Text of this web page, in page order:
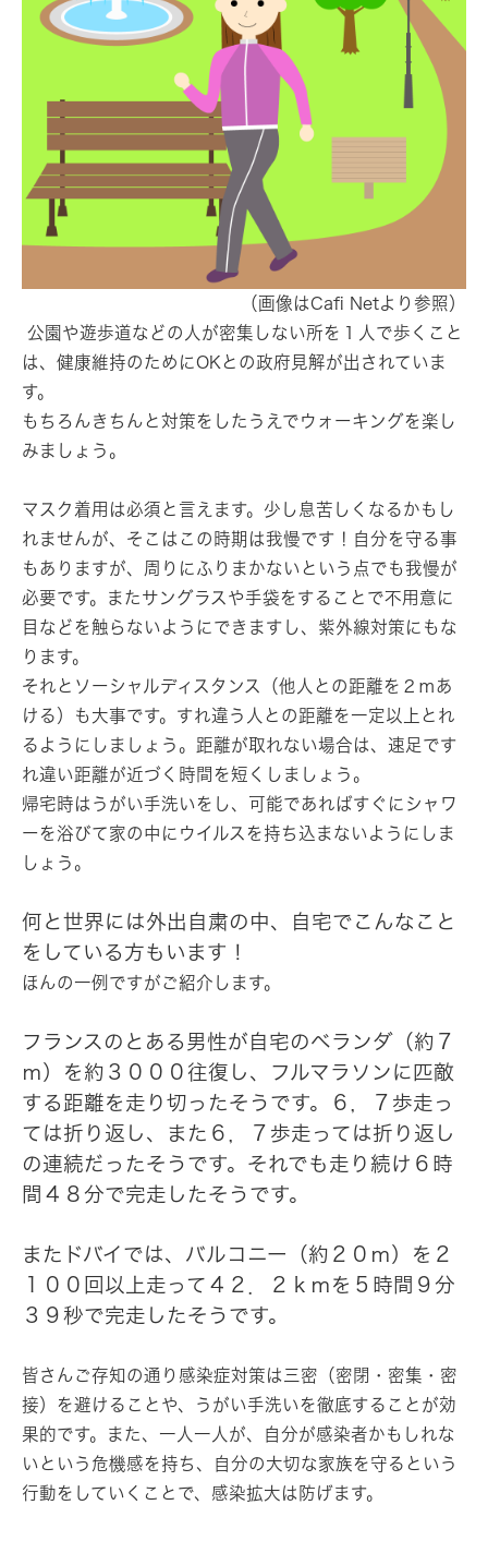
（画像はCafi Netより参照）
公園や遊歩道などの人が密集しない所を１人で歩くこと
は、健康維持のためにOKとの政府見解が出されていま
す。
もちろんきちんと対策をしたうえでウォーキングを楽し
みましょう。
マスク着用は必須と言えます。少し息苦しくなるかもし
れませんが、そこはこの時期は我慢です！自分を守る事
もありますが、周りにふりまかないという点でも我慢が
必要です。またサングラスや手袋をすることで不用意に
目などを触らないようにできますし、紫外線対策にもな
ります。
それとソーシャルディスタンス（他人との距離を２ｍあ
ける）も大事です。すれ違う人との距離を一定以上とれ
るようにしましょう。距離が取れない場合は、速足です
れ違い距離が近づく時間を短くしましょう。
帰宅時はうがい手洗いをし、可能であればすぐにシャワ
ーを浴びて家の中にウイルスを持ち込まないようにしま
しょう。
何と世界には外出自粛の中、自宅でこんなこと
をしている方もいます！
ほんの一例ですがご紹介します。
フランスのとある男性が自宅のベランダ（約７
ｍ）を約３０００往復し、フルマラソンに匹敵
する距離を走り切ったそうです。６，７歩走っ
ては折り返し、また６，７歩走っては折り返し
の連続だったそうです。それでも走り続け６時
間４８分で完走したそうです。
またドバイでは、バルコニー（約２０ｍ）を２
１００回以上走って４２．２ｋｍを５時間９分
３９秒で完走したそうです。
皆さんご存知の通り感染症対策は三密（密閉・密集・密
接）を避けることや、うがい手洗いを徹底することが効
果的です。また、一人一人が、自分が感染者かもしれな
いという危機感を持ち、自分の大切な家族を守るという
行動をしていくことで、感染拡大は防げます。